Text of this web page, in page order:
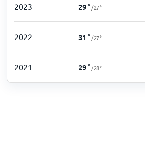
2023 29° /27°
2022 31 ° /27°
2021 29° /28°